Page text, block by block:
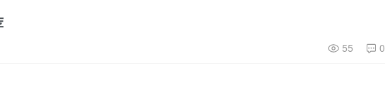
55 0